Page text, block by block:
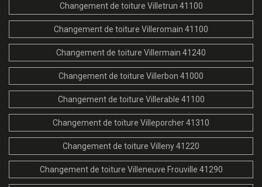
Changement de toiture Villetrun 41100
Changement de toiture Villeromain 41100
Changement de toiture Villermain 41240
Changement de toiture Villerbon 41000
Changement de toiture Villerable 41100
Changement de toiture Villeporcher 41310
Changement de toiture Villeny 41220
Changement de toiture Villeneuve Frouville 41290